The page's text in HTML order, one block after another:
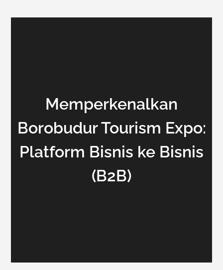
Memperkenalkan
Borobudur Tourism Expo:
Platform Bisnis ke Bisnis
(B2B)